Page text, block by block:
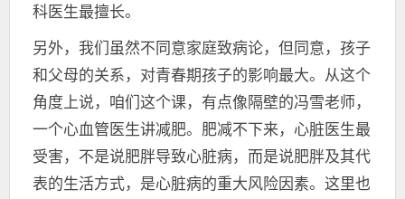
科医生最擅长。
另外，我们虽然不同意家庭致病论，但同意，孩子
和父母的关系，对青春期孩子的影响最大。从这个
角度上说，咱们这个课，有点像隔壁的冯雪老师，
一个心血管医生讲减肥。肥减不下来，心脏医生最
受害，不是说肥胖导致心脏病，而是说肥胖及其代
表的生活方式，是心脏病的重大风险因素。这里也